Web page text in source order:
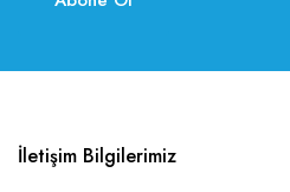
İletişim Bilgilerimiz